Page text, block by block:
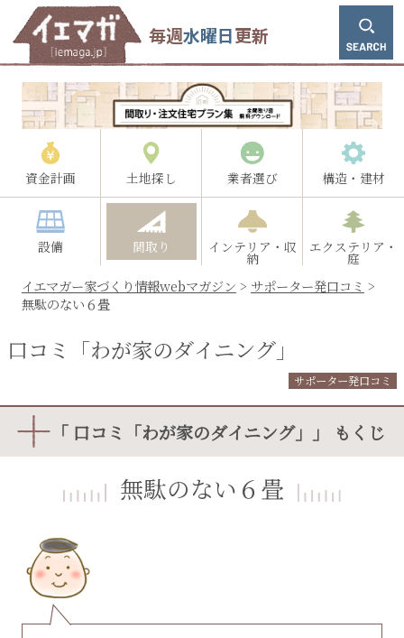
毎週水曜日更新
資金計画 土地探し 業者選び 構造・建材
設備 間取り インテリア・収
納
エクステリア・
庭
イエマガー家づくり情報webマガジン > サポーター発口コミ >
無駄のない６畳
口コミ「わが家のダイニング」
サポーター発口コミ
「 口コミ「わが家のダイニング」」 もくじ
無駄のない６畳